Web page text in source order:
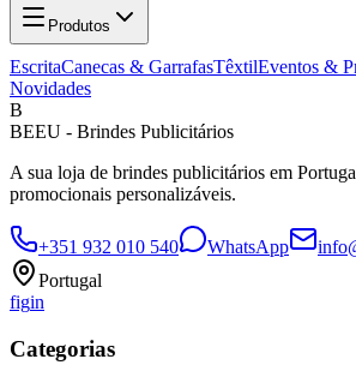
Produtos
EscritaCanecas & GarrafasTêxtilEventos &
Novidades
B
BEEU - Brindes Publicitários
A sua loja de brindes publicitários em
promocionais personalizáveis.
+351 932 010 540 WhatsApp
Portugal
figin
Categorias